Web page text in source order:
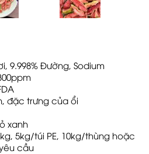
9.998% Đường, Sodium
đặc trưng của ổi
xanh
5kg/túi PE, 10kg/thùng hoặc
cầu